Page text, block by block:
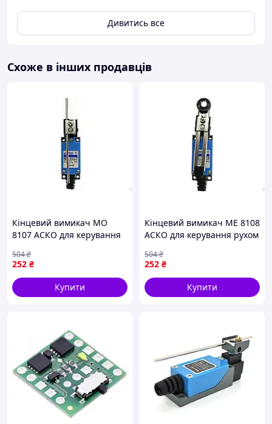
Дивитись все
Схоже в інших продавців
Кінцевий вимикач МО
8107 АСКО для керування
механізмами із захистом
IP65
252 ₴
504₴
Купити
Кінцевий вимикач МЕ 8108
АСКО для керування рухом
і робочим струмом AC 5
252 ₴
504₴
Купити